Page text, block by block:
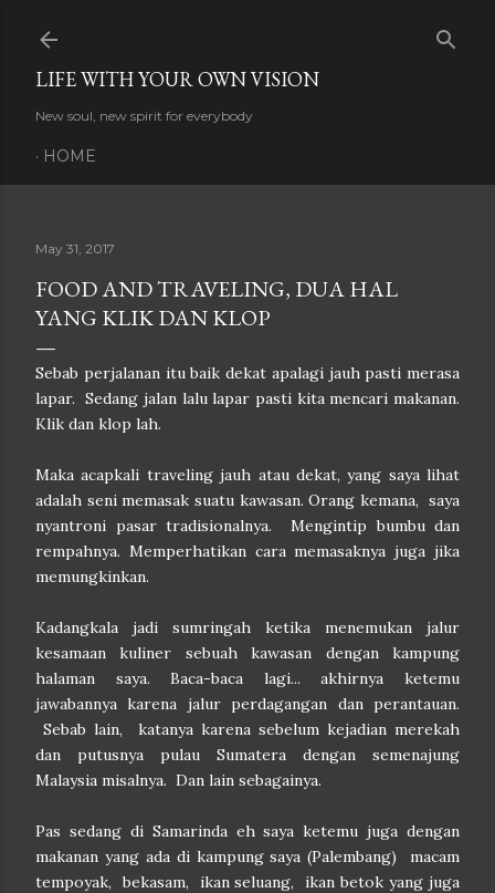
LIFE WITH YOUR OWN VISION
New soul, new spirit for everybody
HOME
May 31, 2017
FOOD AND TRAVELING, DUA HAL
YANG KLIK DAN KLOP
Sebab perjalanan itu baik dekat apalagi jauh pasti merasa
lapar. Sedang jalan lalu lapar pasti kita mencari makanan.
Klik dan klop lah.
Maka acapkali traveling jauh atau dekat, yang saya lihat
adalah seni memasak suatu kawasan. Orang kemana, saya
nyantroni pasar tradisionalnya. Mengintip bumbu dan
rempahnya. Memperhatikan cara memasaknya juga jika
memungkinkan.
Kadangkala jadi sumringah ketika menemukan jalur
kesamaan kuliner sebuah kawasan dengan kampung
halaman saya. Baca-baca lagi... akhirnya ketemu
jawabannya karena jalur perdagangan dan perantauan.
Sebab lain, katanya karena sebelum kejadian merekah
dan putusnya pulau Sumatera dengan semenajung
Malaysia misalnya. Dan lain sebagainya.
Pas sedang di Samarinda eh saya ketemu juga dengan
makanan yang ada di kampung saya (Palembang) macam
tempoyak, bekasam, ikan seluang, ikan betok yang juga